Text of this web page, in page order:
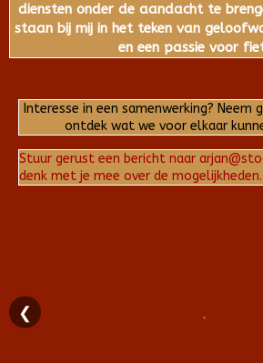
diensten onder de aandacht te
staan bij mij in het teken van
en een passie voor
Interesse in een samenwerking?
ontdek wat we voor elkaar
Stuur gerust een bericht naar
denk met je mee over de mogelijkheden.
❮